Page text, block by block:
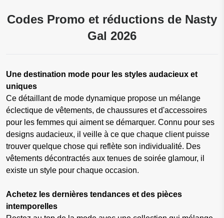
Codes Promo et réductions de Nasty
Gal 2026
Une destination mode pour les styles audacieux et
uniques
Ce détaillant de mode dynamique propose un mélange
éclectique de vêtements, de chaussures et d'accessoires
pour les femmes qui aiment se démarquer. Connu pour ses
designs audacieux, il veille à ce que chaque client puisse
trouver quelque chose qui reflète son individualité. Des
vêtements décontractés aux tenues de soirée glamour, il
existe un style pour chaque occasion.
Achetez les dernières tendances et des pièces
intemporelles